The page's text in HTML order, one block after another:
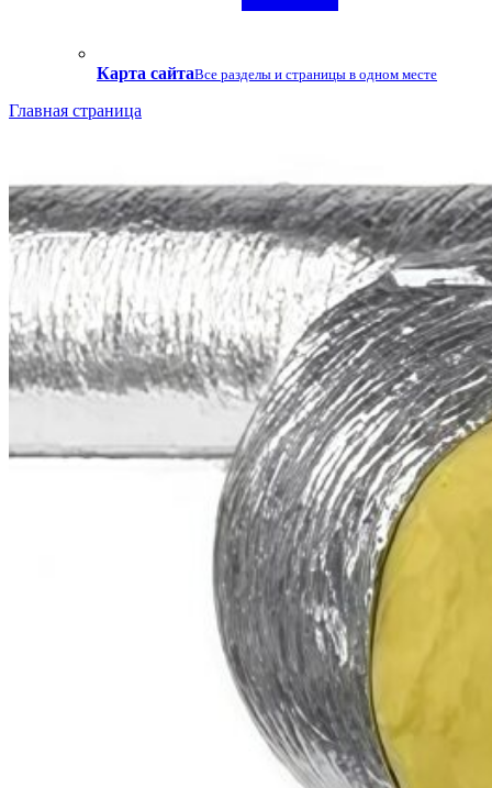
Карта сайтаВсе разделы и страницы в одном месте
Главная страница